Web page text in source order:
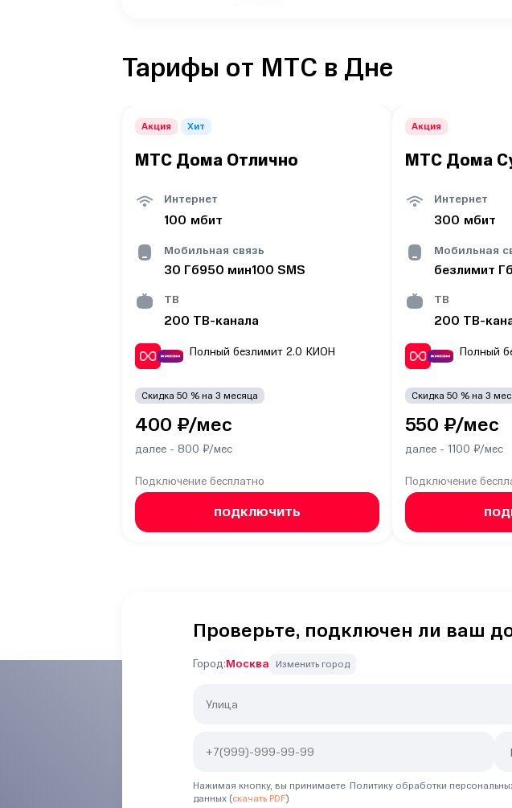
Тарифы от МТС в Дне
Хит
Акция
МТС Дома Отлично
Интернет
100 мбит
Мобильная связь
30 Гб950 мин100 SMS
ТВ
200 ТВ-канала
Полный безлимит 2.0 КИОН
Скидка 50 % на 3 месяца
400 ₽/мес
далее - 800 ₽/мес
Подключение бесплатно
ПОДКЛЮЧИТЬ
Акция
МТС Дома
Интернет
300 мбит
Мобильная
безлимит Гб
ТВ
200 ТВ-
Полный
Скидка 50 % на 3
550 ₽/мес
далее - 1100 ₽/мес
Подключение
Проверьте, подключен ли ваш
Город:Москва Изменить город
Нажимая кнопку, вы принимаете Политику обработки
данных (скачать PDF)